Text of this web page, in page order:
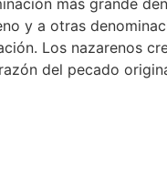
más grande
y a otras
Los nazarenos
del pecado